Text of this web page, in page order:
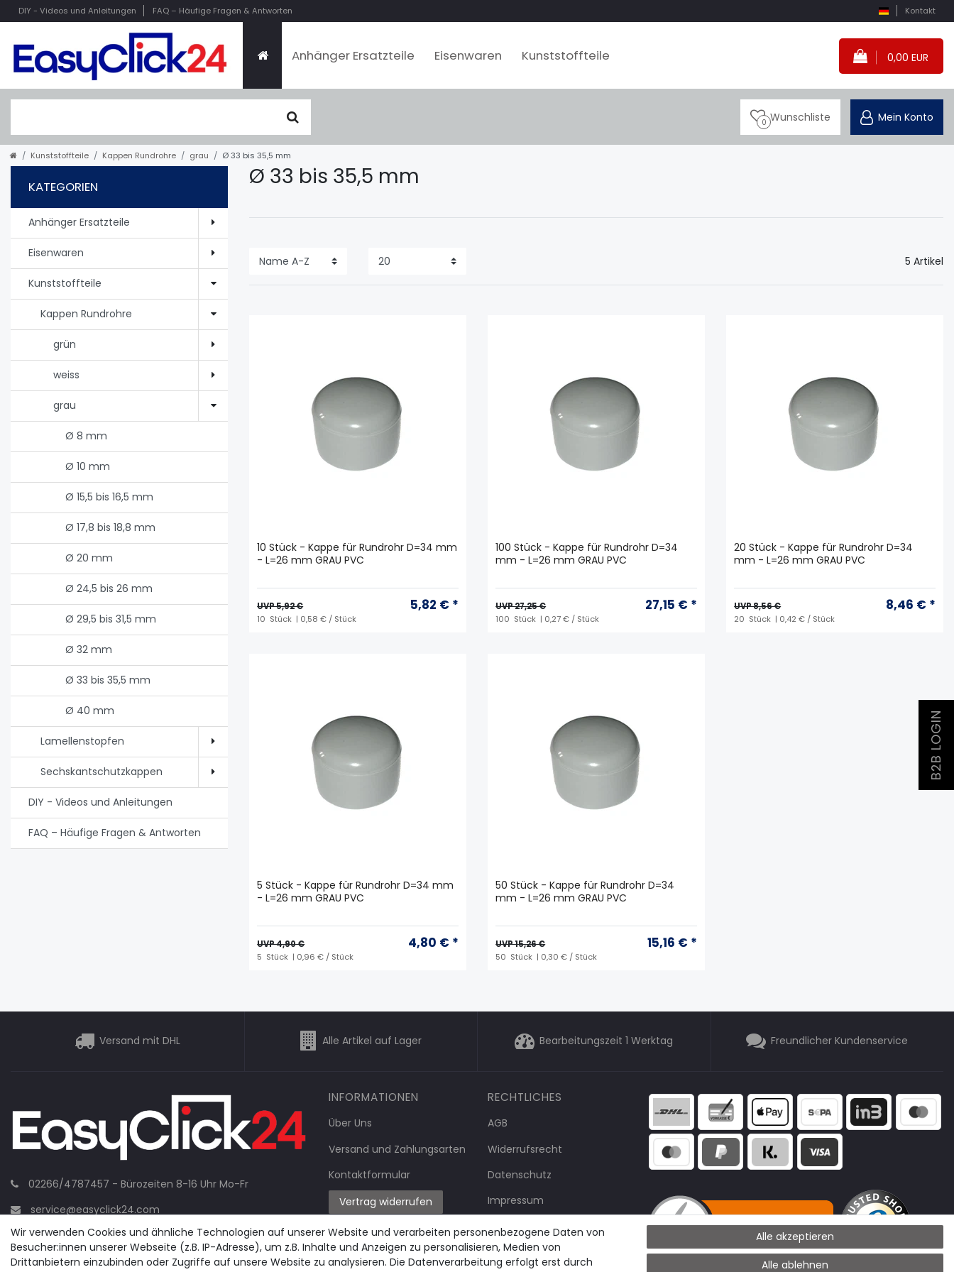
DIY- Videos und Anleitungen FAQ– Häufige Fragen & Antworten Kontakt
Anhänger Ersatzteile Eisenwaren Kunststoffteile 0,00 EUR
0 Wunschliste Mein Konto
Kunststoffteile Kappen Rundrohre grau Ø 33 bis 35,5 mm
KATEGORIEN
Anhänger Ersatzteile
Eisenwaren
Kunststoffteile
Kappen Rundrohre
grün
weiss
grau
Ø 8 mm
Ø 10 mm
Ø 15,5 bis 16,5 mm
Ø 17,8 bis 18,8 mm
Ø 20 mm
Ø 24,5 bis 26 mm
Ø 29,5 bis 31,5 mm
Ø 32 mm
Ø 33 bis 35,5 mm
Ø 40 mm
Lamellenstopfen
Sechskantschutzkappen
DIY - Videos und Anleitungen
FAQ – Häufige Fragen & Antworten
Ø 33 bis 35,5 mm
5 Artikel
10 Stück - Kappe für Rundrohr D=34 mm
- L=26 mm GRAU PVC
UVP 5,92 € 5,82 € *
10 Stück | 0,58 € / Stück
100 Stück - Kappe für Rundrohr D=34
mm - L=26 mm GRAU PVC
UVP 27,25 € 27,15 € *
100 Stück | 0,27 € / Stück
20 Stück - Kappe für Rundrohr D=34
mm - L=26 mm GRAU PVC
UVP 8,56 € 8,46 € *
20 Stück | 0,42 € / Stück
5 Stück - Kappe für Rundrohr D=34 mm
- L=26 mm GRAU PVC
UVP 4,90 € 4,80 € *
5 Stück | 0,96 € / Stück
50 Stück - Kappe für Rundrohr D=34
mm - L=26 mm GRAU PVC
UVP 15,26 € 15,16 € *
50 Stück | 0,30 € / Stück
Versand mit DHL Alle Artikel auf Lager Bearbeitungszeit 1 Werktag Freundlicher Kundenservice
02266/4787457 - Bürozeiten 8-16 Uhr Mo-Fr
service@easyclick24.com
INFORMATIONEN
Über Uns
Versand und Zahlungsarten
Kontaktformular
Vertrag widerrufen
RECHTLICHES
AGB
Widerrufsrecht
Datenschutz
Impressum
B2B LOGIN
Wir verwenden Cookies und ähnliche Technologien auf unserer Website und verarbeiten personenbezogene Daten von
Besucher:innen unserer Webseite (z.B. IP-Adresse), um z.B. Inhalte und Anzeigen zu personalisieren, Medien von
Drittanbietern einzubinden oder Zugriffe auf unsere Website zu analysieren. Die Datenverarbeitung erfolgt erst durch
Alle akzeptieren
Alle ablehnen